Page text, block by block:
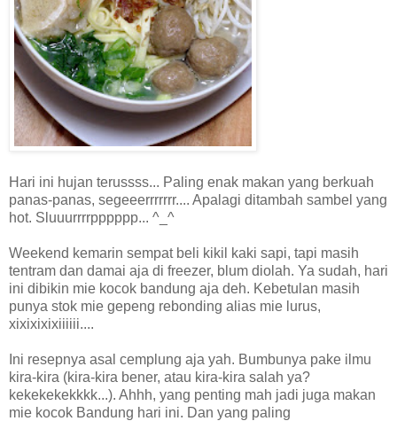
Hari ini hujan terussss... Paling enak makan yang berkuah
panas-panas, segeeerrrrrrr.... Apalagi ditambah sambel yang
hot. Sluuurrrrpppppp... ^_^
Weekend kemarin sempat beli kikil kaki sapi, tapi masih
tentram dan damai aja di freezer, blum diolah. Ya sudah, hari
ini dibikin mie kocok bandung aja deh. Kebetulan masih
punya stok mie gepeng rebonding alias mie lurus,
xixixixixiiiiii....
Ini resepnya asal cemplung aja yah. Bumbunya pake ilmu
kira-kira (kira-kira bener, atau kira-kira salah ya?
kekekekekkkk...). Ahhh, yang penting mah jadi juga makan
mie kocok Bandung hari ini. Dan yang paling